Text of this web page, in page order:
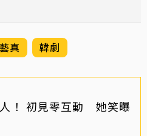
真 韓劇
！ 初見零互動 她笑曝